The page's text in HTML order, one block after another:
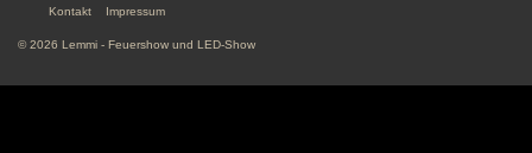
Kontakt Impressum
© 2026 Lemmi - Feuershow und LED-Show